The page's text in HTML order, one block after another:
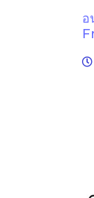
อ